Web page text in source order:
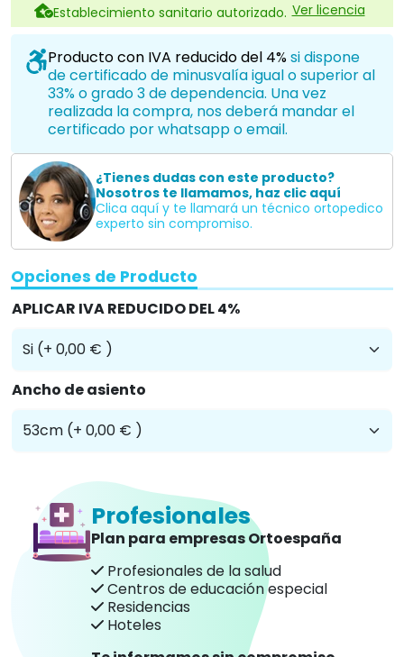
Establecimiento sanitario autorizado. Ver licencia
Producto con IVA reducido del 4%si dispone
de certificado de minusvalía igual o superior al
33% o grado 3 de dependencia. Una vez
realizada la compra, nos deberá mandar el
certificado por whatsapp o email.
¿Tienes dudas con este producto?
Nosotros te llamamos, haz clic aquí
Clica aquí y te llamará un técnico ortopedico
experto sin compromiso.
Opciones de Producto
APLICAR IVA REDUCIDO DEL 4%
Ancho de asiento
Profesionales
Plan para empresas Ortoespaña
Profesionales de la salud
Centros de educación especial
Residencias
Hoteles